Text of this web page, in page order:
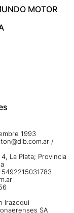
MOTOR
1993
/
La Plata; Provincia
Irazoqui
SA